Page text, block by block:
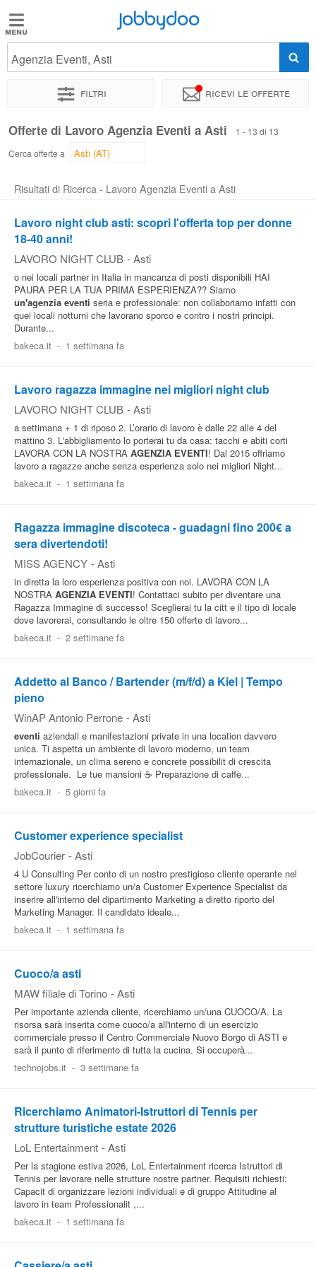
Jobbydoo
Offerte
Stipendi
Elenco
professioni
Blog
Pubblica
Area
Aziende
Jobbydoo
Agenzia Eventi, Asti
Filtri Ricevi le offerte
Offerte di Lavoro Agenzia Eventi a Asti
1 - 13 di 13
Cerca offerte a
Risultati di Ricerca - Lavoro Agenzia Eventi a Asti
Lavoro night club asti: scopri l'offerta top per donne
18-40 anni!
LAVORO NIGHT CLUB - Asti
o nei locali partner in Italia in mancanza di posti disponibili HAI
PAURA PER LA TUA PRIMA ESPERIENZA?? Siamo
un'agenzia eventi seria e professionale: non collaboriamo infatti con
quei locali notturni che lavorano sporco e contro i nostri principi.
Durante...
bakeca.it - 1 settimana fa
Lavoro ragazza immagine nei migliori night club
LAVORO NIGHT CLUB - Asti
a settimana + 1 di riposo 2. L’orario di lavoro è dalle 22 alle 4 del
mattino 3. L'abbigliamento lo porterai tu da casa: tacchi e abiti corti
LAVORA CON LA NOSTRA AGENZIA EVENTI! Dal 2015 offriamo
lavoro a ragazze anche senza esperienza solo nei migliori Night...
bakeca.it - 1 settimana fa
Ragazza immagine discoteca - guadagni fino 200€ a
sera divertendoti!
MISS AGENCY - Asti
in diretta la loro esperienza positiva con noi. LAVORA CON LA
NOSTRA AGENZIA EVENTI! Contattaci subito per diventare una
Ragazza Immagine di successo! Sceglierai tu la citt e il tipo di locale
dove lavorerai, consultando le oltre 150 offerte di lavoro...
bakeca.it - 2 settimane fa
Addetto al Banco / Bartender (m/f/d) a Kiel | Tempo
pieno
WinAP Antonio Perrone - Asti
eventi aziendali e manifestazioni private in una location davvero
unica. Ti aspetta un ambiente di lavoro moderno, un team
internazionale, un clima sereno e concrete possibilit di crescita
professionale. ‍ Le tue mansioni ☕ Preparazione di caffè...
bakeca.it - 5 giorni fa
Customer experience specialist
JobCourier - Asti
4 U Consulting Per conto di un nostro prestigioso cliente operante nel
settore luxury ricerchiamo un/a Customer Experience Specialist da
inserire all'interno del dipartimento Marketing a diretto riporto del
Marketing Manager. Il candidato ideale...
bakeca.it - 1 settimana fa
Cuoco/a asti
MAW filiale di Torino - Asti
Per importante azienda cliente, ricerchiamo un/una CUOCO/A. La
risorsa sarà inserita come cuoco/a all'interno di un esercizio
commerciale presso il Centro Commerciale Nuovo Borgo di ASTI e
sarà il punto di riferimento di tutta la cucina. Si occuperà...
technojobs.it - 3 settimane fa
Ricerchiamo Animatori-Istruttori di Tennis per
strutture turistiche estate 2026
LoL Entertainment - Asti
Per la stagione estiva 2026, LoL Entertainment ricerca Istruttori di
Tennis per lavorare nelle strutture nostre partner. Requisiti richiesti:
Capacit di organizzare lezioni individuali e di gruppo Attitudine al
lavoro in team Professionalit ,...
bakeca.it - 1 settimana fa